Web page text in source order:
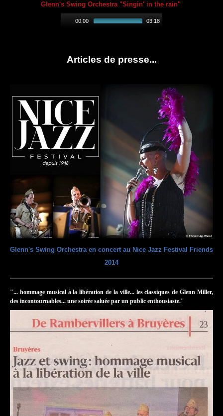
Glenn's Swing Orchestra "Singin' in the rain"
00:00 03:18
Articles de presse...
Glenn's Swing Orchestra en concert au Nice Jazz Festival Friends
2014
"... hommage musical à la libération de la ville... les classiques de Glenn Miller,
des incontournables... une soirée saluée par un public enthousiaste."